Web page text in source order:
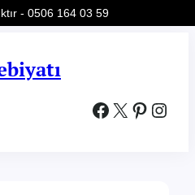
Facebook X Pinterest Instagram
- 0506 164 03 59